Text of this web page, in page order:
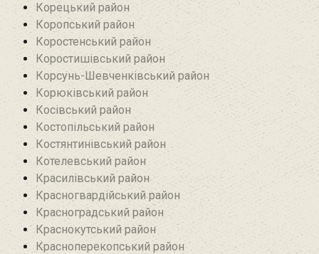
Корецький район
Коропський район
Коростенський район
Коростишівський район‎
Корсунь-Шевченківський район
Корюківський район
Косівський район
Костопільський район
Костянтинівський район‎
Котелевський район
Красилівський район
Красногвардійський район
Красноградський район
Краснокутський район
Красноперекопський район